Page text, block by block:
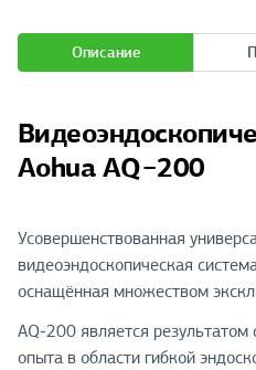
Описание
Aohua AQ−200
Усовершенствованная
видеоэндоскопическая
оснащённая множеством
AQ-200 является
опыта в области гибкой